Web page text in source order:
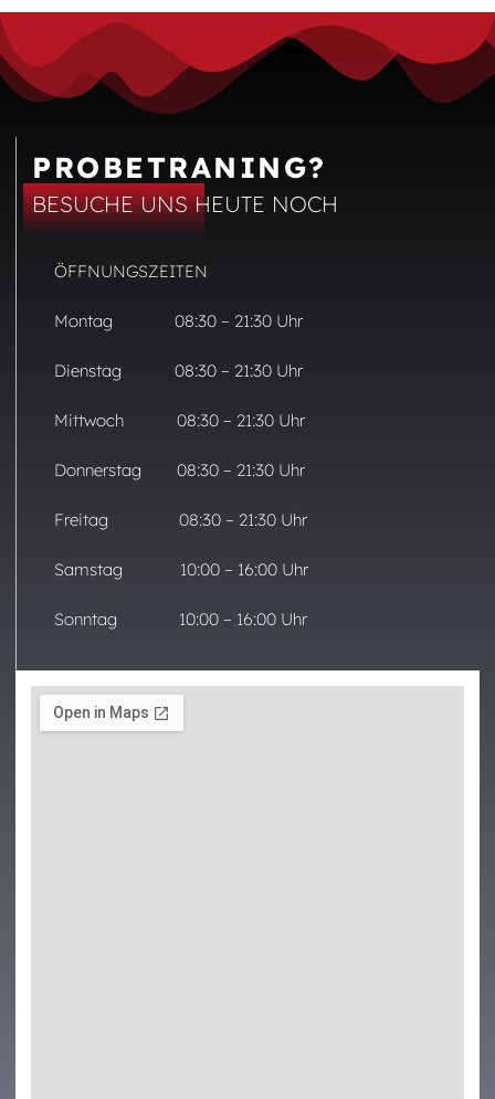
PROBETRANING?
BESUCHE UNS HEUTE NOCH
ÖFFNUNGSZEITEN
Montag 08:30 – 21:30 Uhr
Dienstag 08:30 – 21:30 Uhr
Mittwoch 08:30 – 21:30 Uhr
Donnerstag 08:30 – 21:30 Uhr
Freitag 08:30 – 21:30 Uhr
Samstag 10:00 – 16:00 Uhr
Sonntag 10:00 – 16:00 Uhr